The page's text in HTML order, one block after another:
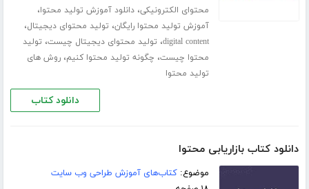
محتوای الکترونیکی،دانلود آموزش تولید محتوا،
آموزش تولید محتوا رایگان، تولید محتوای دیجیتال،
digital content، تولید محتوای دیجیتال چیست، تولید
محتوا چیست، چگونه تولید محتوا کنیم،روش های
تولید محتوا
دانلود کتاب
دانلود کتاب بازاریابی محتوا
موضوع:کتاب‌های آموزش طراحی وب سایت